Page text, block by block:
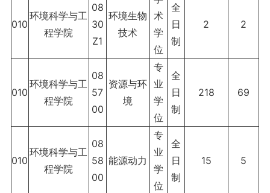
010
环境科学与工
程学院
08
30
Z1
环境生物
技术
术
学
位
全
日
制
2 2
010
环境科学与工
程学院
08
57
00
资源与环
境
专
业
学
位
全
日
制
218 69
010
环境科学与工
程学院
08
58
00
能源动力
专
业
学
位
全
日
制
15 5